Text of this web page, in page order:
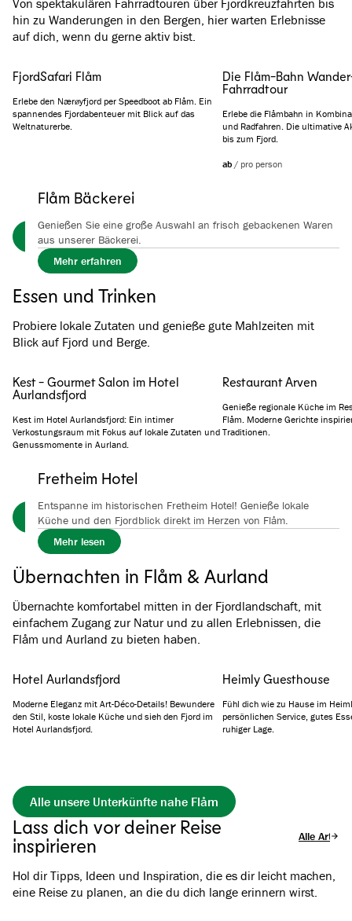
Von spektakulären Fahrradtouren über Fjordkreuzfahrten bis
hin zu Wanderungen in den Bergen, hier warten Erlebnisse
auf dich, wenn du gerne aktiv bist.
FjordSafari Flåm
Erlebe den Nærøyfjord per Speedboot ab Flåm. Ein
spannendes Fjordabenteuer mit Blick auf das
Weltnaturerbe.
Die Flåm-Bahn
Fahrradtour
Erlebe die Flåmbahn in
und Radfahren. Die ultimative
bis zum Fjord.
ab / pro person
Alle adrenalingeladenen Erlebnisse ansehen
Flåm Bäckerei
Genießen Sie eine große Auswahl an frisch gebackenen Waren
aus unserer Bäckerei.
Mehr erfahren
Essen und Trinken
Probiere lokale Zutaten und genieße gute Mahlzeiten mit
Blick auf Fjord und Berge.
Kest - Gourmet Salon im Hotel
Aurlandsfjord
Kest im Hotel Aurlandsfjord: Ein intimer
Verkostungsraum mit Fokus auf lokale Zutaten und
Genussmomente in Aurland.
Restaurant Arven
Genieße regionale Küche im
Flåm. Moderne Gerichte
Traditionen.
Alle unsere Restaurants in Flåm & Aurland
Fretheim Hotel
Entspanne im historischen Fretheim Hotel! Genieße lokale
Küche und den Fjordblick direkt im Herzen von Flåm.
Mehr lesen
Übernachten in Flåm & Aurland
Übernachte komfortabel mitten in der Fjordlandschaft, mit
einfachem Zugang zur Natur und zu allen Erlebnissen, die
Flåm und Aurland zu bieten haben.
Hotel Aurlandsfjord
Moderne Eleganz mit Art-Déco-Details! Bewundere
den Stil, koste lokale Küche und sieh den Fjord im
Hotel Aurlandsfjord.
Heimly Guesthouse
Fühl dich wie zu Hause im
persönlichen Service, gutes
ruhiger Lage.
Alle unsere Unterkünfte nahe Flåm
Lass dich vor deiner Reise
inspirieren
Alle Artikel
Hol dir Tipps, Ideen und Inspiration, die es dir leicht machen,
eine Reise zu planen, an die du dich lange erinnern wirst.